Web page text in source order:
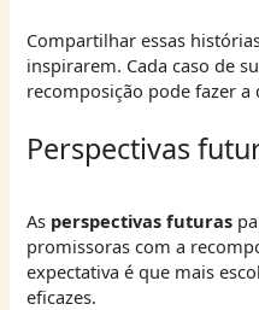
Compartilhar essas
inspirarem. Cada caso de
recomposição pode fazer a
Perspectivas
As perspectivas futuras
promissoras com a
expectativa é que mais
eficazes.